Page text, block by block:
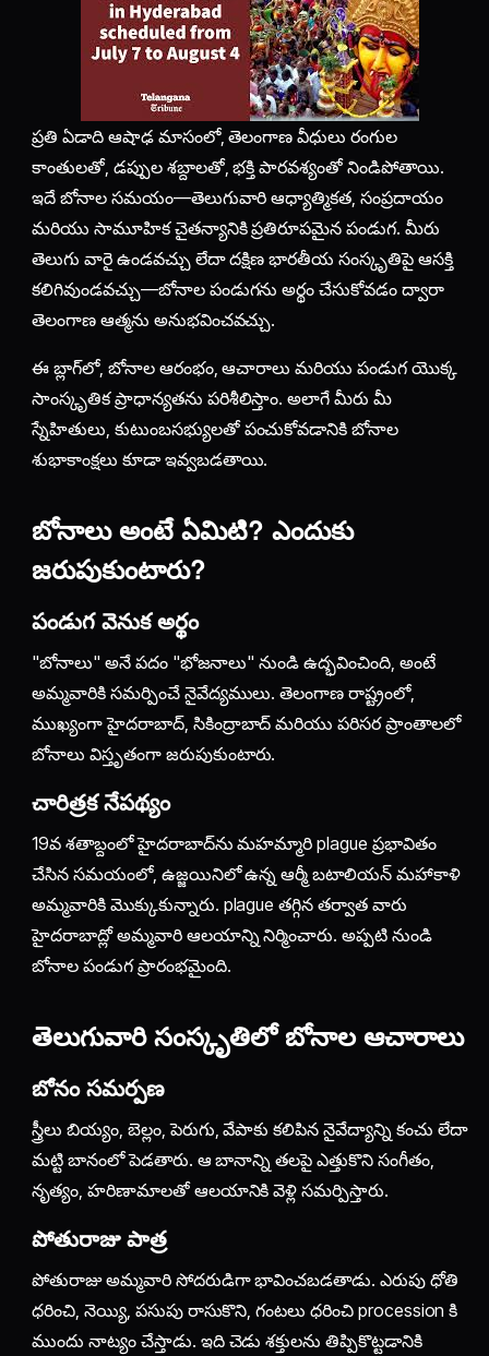
ప్రతి ఏడాది ఆషాఢ మాసంలో, తెలంగాణ వీధులు రంగుల
కాంతులతో, డప్పుల శబ్దాలతో, భక్తి పారవశ్యంతో నిండిపోతాయి.
ఇదే బోనాల సమయం—తెలుగువారి ఆధ్యాత్మికత, సంప్రదాయం
మరియు సామూహిక చైతన్యానికి ప్రతిరూపమైన పండుగ. మీరు
తెలుగు వారై ఉండవచ్చు లేదా దక్షిణ భారతీయ సంస్కృతిపై ఆసక్తి
కలిగివుండవచ్చు—బోనాల పండుగను అర్థం చేసుకోవడం ద్వారా
తెలంగాణ ఆత్మను అనుభవించవచ్చు.
ఈ బ్లాగ్‌లో, బోనాల ఆరంభం, ఆచారాలు మరియు పండుగ యొక్క
సాంస్కృతిక ప్రాధాన్యతను పరిశీలిస్తాం. అలాగే మీరు మీ
స్నేహితులు, కుటుంబసభ్యులతో పంచుకోవడానికి బోనాల
శుభాకాంక్షలు కూడా ఇవ్వబడతాయి.
బోనాలు అంటే ఏమిటి? ఎందుకు
జరుపుకుంటారు?
పండుగ వెనుక అర్థం
"బోనాలు" అనే పదం "భోజనాలు" నుండి ఉద్భవించింది, అంటే
అమ్మవారికి సమర్పించే నైవేద్యములు. తెలంగాణ రాష్ట్రంలో,
ముఖ్యంగా హైదరాబాద్, సికింద్రాబాద్ మరియు పరిసర ప్రాంతాలలో
బోనాలు విస్తృతంగా జరుపుకుంటారు.
చారిత్రక నేపథ్యం
19వ శతాబ్దంలో హైదరాబాద్‌ను మహమ్మారి plague ప్రభావితం
చేసిన సమయంలో, ఉజ్జయినిలో ఉన్న ఆర్మీ బటాలియన్ మహాకాళి
అమ్మవారికి మొక్కుకున్నారు. plague తగ్గిన తర్వాత వారు
హైదరాబాద్లో అమ్మవారి ఆలయాన్ని నిర్మించారు. అప్పటి నుండి
బోనాల పండుగ ప్రారంభమైంది.
తెలుగువారి సంస్కృతిలో బోనాల ఆచారాలు
బోనం సమర్పణ
స్త్రీలు బియ్యం, బెల్లం, పెరుగు, వేపాకు కలిపిన నైవేద్యాన్ని కంచు లేదా
మట్టి బానంలో పెడతారు. ఆ బానాన్ని తలపై ఎత్తుకొని సంగీతం,
నృత్యం, హరిణామాలతో ఆలయానికి వెళ్లి సమర్పిస్తారు.
పోతురాజు పాత్ర
పోతురాజు అమ్మవారి సోదరుడిగా భావించబడతాడు. ఎరుపు ధోతి
ధరించి, నెయ్యి, పసుపు రాసుకొని, గంటలు ధరించి procession కి
ముందు నాట్యం చేస్తాడు. ఇది చెడు శక్తులను తిప్పికొట్టడానికి